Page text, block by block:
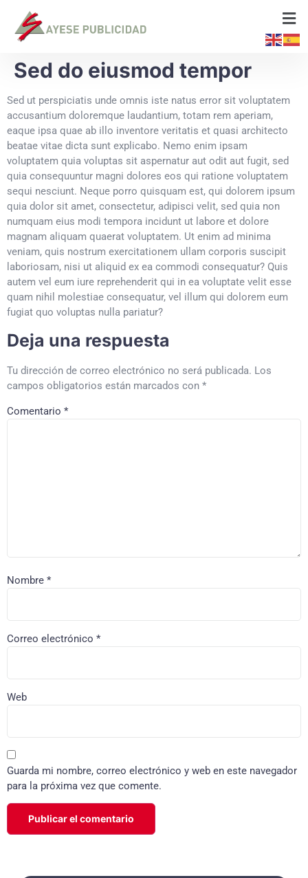
Sed do eiusmod tempor
Sed ut perspiciatis unde omnis iste natus error sit voluptatem
accusantium doloremque laudantium, totam rem aperiam,
eaque ipsa quae ab illo inventore veritatis et quasi architecto
beatae vitae dicta sunt explicabo. Nemo enim ipsam
voluptatem quia voluptas sit aspernatur aut odit aut fugit, sed
quia consequuntur magni dolores eos qui ratione voluptatem
sequi nesciunt. Neque porro quisquam est, qui dolorem ipsum
quia dolor sit amet, consectetur, adipisci velit, sed quia non
numquam eius modi tempora incidunt ut labore et dolore
magnam aliquam quaerat voluptatem. Ut enim ad minima
veniam, quis nostrum exercitationem ullam corporis suscipit
laboriosam, nisi ut aliquid ex ea commodi consequatur? Quis
autem vel eum iure reprehenderit qui in ea voluptate velit esse
quam nihil molestiae consequatur, vel illum qui dolorem eum
fugiat quo voluptas nulla pariatur?
Deja una respuesta
Tu dirección de correo electrónico no será publicada. Los
campos obligatorios están marcados con *
Comentario *
Nombre *
Correo electrónico *
Web
Guarda mi nombre, correo electrónico y web en este navegador
para la próxima vez que comente.